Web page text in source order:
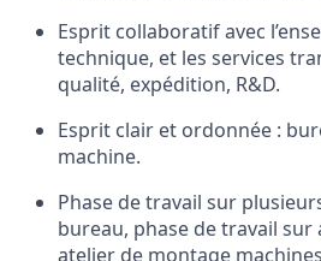
Esprit collaboratif avec
technique, et les services
qualité, expédition, R&D.
Esprit clair et ordonnée :
machine.
Phase de travail sur
bureau, phase de travail
atelier de montage